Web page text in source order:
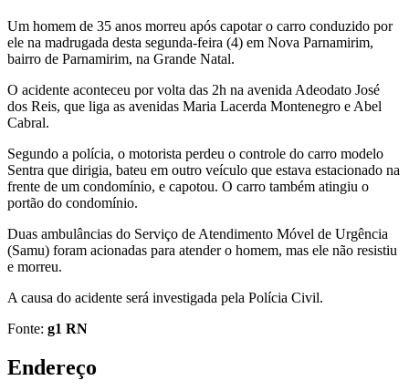
Um homem de 35 anos morreu após capotar o carro conduzido por
ele na madrugada desta segunda-feira (4) em Nova Parnamirim,
bairro de Parnamirim, na Grande Natal.
O acidente aconteceu por volta das 2h na avenida Adeodato José
dos Reis, que liga as avenidas Maria Lacerda Montenegro e Abel
Cabral.
Segundo a polícia, o motorista perdeu o controle do carro modelo
Sentra que dirigia, bateu em outro veículo que estava estacionado na
frente de um condomínio, e capotou. O carro também atingiu o
portão do condomínio.
Duas ambulâncias do Serviço de Atendimento Móvel de Urgência
(Samu) foram acionadas para atender o homem, mas ele não resistiu
e morreu.
A causa do acidente será investigada pela Polícia Civil.
Fonte: g1 RN
Endereço